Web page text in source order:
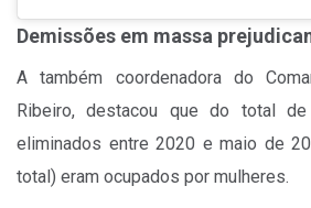
Demissões em massa
A também coordenadora do
Ribeiro, destacou que do total
eliminados entre 2020 e maio de
total) eram ocupados por mulheres.